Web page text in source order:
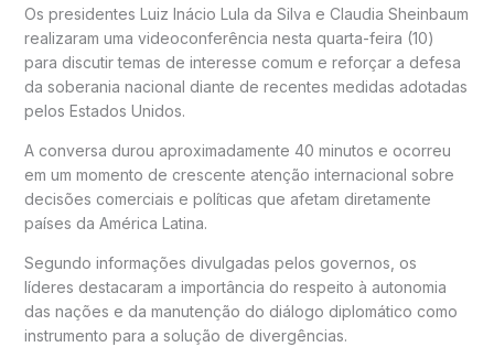
Os presidentes Luiz Inácio Lula da Silva e Claudia Sheinbaum
realizaram uma videoconferência nesta quarta-feira (10)
para discutir temas de interesse comum e reforçar a defesa
da soberania nacional diante de recentes medidas adotadas
pelos Estados Unidos.
A conversa durou aproximadamente 40 minutos e ocorreu
em um momento de crescente atenção internacional sobre
decisões comerciais e políticas que afetam diretamente
países da América Latina.
Segundo informações divulgadas pelos governos, os
líderes destacaram a importância do respeito à autonomia
das nações e da manutenção do diálogo diplomático como
instrumento para a solução de divergências.